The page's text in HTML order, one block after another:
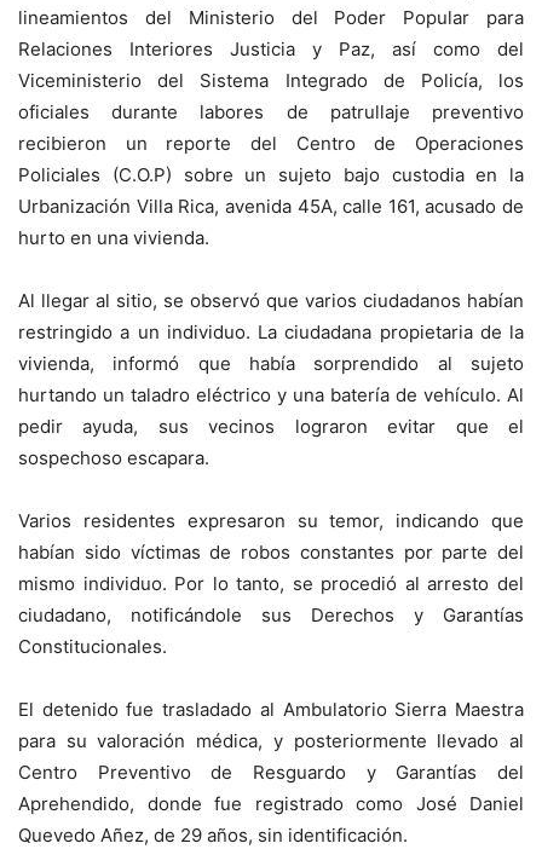
lineamientos del Ministerio del Poder Popular para
Relaciones Interiores Justicia y Paz, así como del
Viceministerio del Sistema Integrado de Policía, los
oficiales durante labores de patrullaje preventivo
recibieron un reporte del Centro de Operaciones
Policiales (C.O.P) sobre un sujeto bajo custodia en la
Urbanización Villa Rica, avenida 45A, calle 161, acusado de
hurto en una vivienda.
Al llegar al sitio, se observó que varios ciudadanos habían
restringido a un individuo. La ciudadana propietaria de la
vivienda, informó que había sorprendido al sujeto
hurtando un taladro eléctrico y una batería de vehículo. Al
pedir ayuda, sus vecinos lograron evitar que el
sospechoso escapara.
Varios residentes expresaron su temor, indicando que
habían sido víctimas de robos constantes por parte del
mismo individuo. Por lo tanto, se procedió al arresto del
ciudadano, notificándole sus Derechos y Garantías
Constitucionales.
El detenido fue trasladado al Ambulatorio Sierra Maestra
para su valoración médica, y posteriormente llevado al
Centro Preventivo de Resguardo y Garantías del
Aprehendido, donde fue registrado como José Daniel
Quevedo Añez, de 29 años, sin identificación.